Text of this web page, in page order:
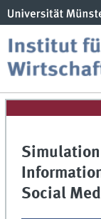
Simulation
Social